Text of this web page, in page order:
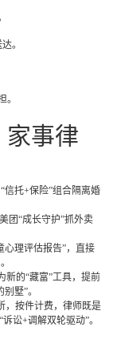
。
。
家事律
托+保险”组合隔离婚
团“成长守护”抓外卖
理评估报告”，直接
的“藏富”工具，提前
墅”。
按件计费，律师既是
讼+调解双轮驱动”。